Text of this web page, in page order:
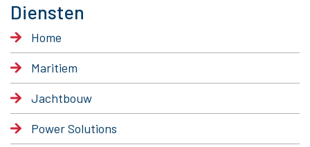
Diensten
Home
Maritiem
Jachtbouw
Power Solutions